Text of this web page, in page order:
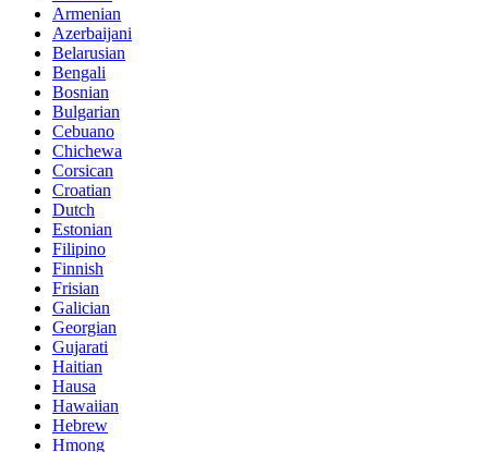
Armenian
Azerbaijani
Belarusian
Bengali
Bosnian
Bulgarian
Cebuano
Chichewa
Corsican
Croatian
Dutch
Estonian
Filipino
Finnish
Frisian
Galician
Georgian
Gujarati
Haitian
Hausa
Hawaiian
Hebrew
Hmong